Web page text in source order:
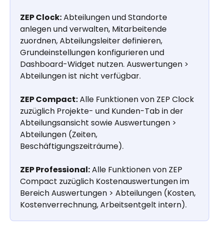
ZEP Clock: Abteilungen und Standorte
anlegen und verwalten, Mitarbeitende
zuordnen, Abteilungsleiter definieren,
Grundeinstellungen konfigurieren und
Dashboard-Widget nutzen. Auswertungen >
Abteilungen ist nicht verfügbar.
ZEP Compact: Alle Funktionen von ZEP Clock
zuzüglich Projekte- und Kunden-Tab in der
Abteilungsansicht sowie Auswertungen >
Abteilungen (Zeiten,
Beschäftigungszeiträume).
ZEP Professional: Alle Funktionen von ZEP
Compact zuzüglich Kostenauswertungen im
Bereich Auswertungen > Abteilungen (Kosten,
Kostenverrechnung, Arbeitsentgelt intern).